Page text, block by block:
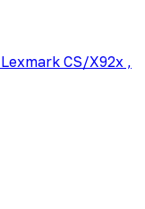
CS/X92x ,